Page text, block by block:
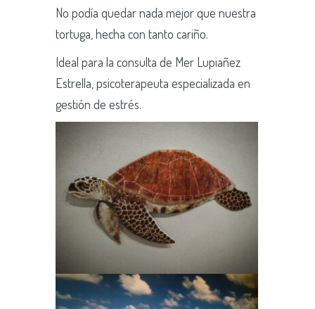
No podía quedar nada mejor que nuestra
tortuga, hecha con tanto cariño.
Ideal para la consulta de Mer Lupiañez
Estrella, psicoterapeuta especializada en
gestión de estrés.